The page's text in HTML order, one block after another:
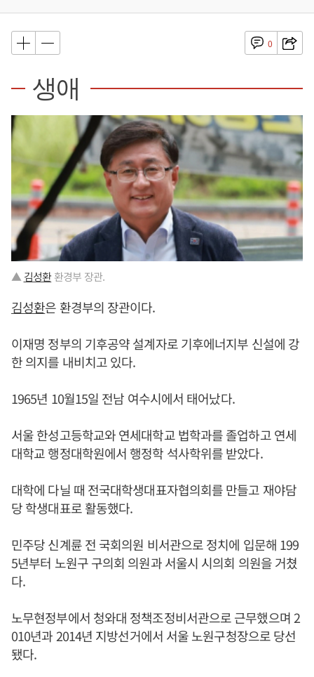
0
생애
▲ 김성환환경부 장관.
김성환은 환경부의 장관이다.
이재명 정부의 기후공약 설계자로 기후에너지부 신설에 강
한 의지를 내비치고 있다.
1965년 10월15일 전남 여수시에서 태어났다.
서울 한성고등학교와 연세대학교 법학과를 졸업하고 연세
대학교 행정대학원에서 행정학 석사학위를 받았다.
대학에 다닐 때 전국대학생대표자협의회를 만들고 재야담
당 학생대표로 활동했다.
민주당 신계륜 전 국회의원 비서관으로 정치에 입문해 199
5년부터 노원구 구의회 의원과 서울시 시의회 의원을 거쳤
다.
노무현정부에서 청와대 정책조정비서관으로 근무했으며 2
010년과 2014년 지방선거에서 서울 노원구청장으로 당선
됐다.